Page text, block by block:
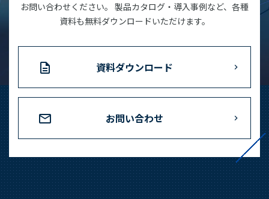
お問い合わせください。 製品カタログ・導入事例など、各種
資料も無料ダウンロードいただけます。
資料ダウンロード
お問い合わせ